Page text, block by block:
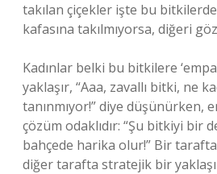
takılan çiçekler işte bu
kafasına takılmıyorsa, diğeri
Kadınlar belki bu bitkilere
yaklaşır, “Aaa, zavallı bitki, ne
tanınmıyor!” diye düşünürken,
çözüm odaklıdır: “Şu bitkiyi bir
bahçede harika olur!” Bir tarafta
diğer tarafta stratejik bir